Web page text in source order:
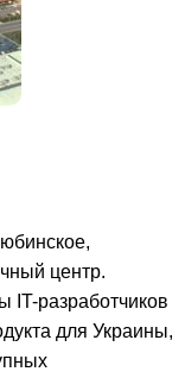
центр.
IT-разработчиков
для Украины,